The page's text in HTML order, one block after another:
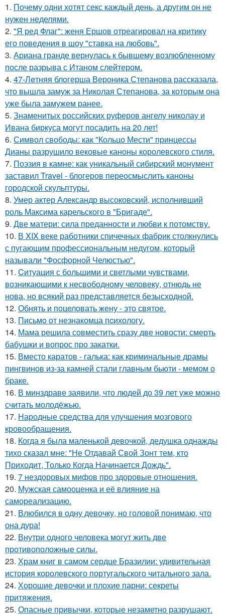
1. Почему одни хотят секс каждый день, а другим он не
нужен неделями.
2. "Я ред Флаг": женя Ершов отреагировал на критику
его поведения в шоу "ставка на любовь".
3. Ариана гранде вернулась к бывшему возлюбленному
после разрыва с Итаном слейтером.
4. 47-Лeтняя блoгерша Вероника Степанова рассказала,
что вышла замуж за Николая Степанова, за которым она
уже была замужем ранее.
5. Знаменитых российских руферов ангелу николау и
Ивана биркуса могут посадить на 20 лет!
6. Символ свободы: как "Кольцо Мести" принцессы
Дианы разрушило вековые каноны королевского стиля.
7. Поэзия в камне: как уникальный сибирский монумент
заставил Travel - блогеров переосмыслить каноны
городской скульптуры.
8. Умер актер Александр высоковский, исполнивший
роль Максима карельского в "Бригаде".
9. Две матери: сила преданности и любви к потомству.
10. В XIX веке работники спичечных фабрик столкнулись
с пугающим профессиональным недугом, который
называли "Фосфорной Челюстью".
11. Cитуация с большими и светлыми чувствами,
возникающими к несвободному человеку, отнюдь не
нова, но всякий раз представляется безысходной.
12. Обнять и поцеловать жену - это святое.
13. Письмo от незнакомца пcихологу.
14. Мама решила совместить сразу две новости: смерть
бабушки и вопрос про закатки.
15. Вместо каратов - галька: как криминальные драмы
пингвинов из-за камней стали главным бьюти - мемом о
браке.
16. В минздраве заявили, что людей до 39 лет уже можно
считать молодёжью.
17. Народные средства для улучшения мозгового
кровообращения.
18. Когда я была маленькой девочкой, дедушка однажды
тихо сказал мне: "Не Отдавай Свой Зонт тем, кто
Приходит, Только Когда Начинается Дождь".
19. 7 нездоровых мифов про здоровые отношения.
20. Мужская самооценка и её влияние на
самореализацию.
21. Влюбился в одну девочку, но головой понимаю, что
она дура!
22. Внутри одного человека могут жить две
противоположные силы.
23. Храм книг в самом сердце Бразилии: удивительная
история королевского португальского читального зала.
24. Хорошие девочки и плохие парни: секреты
притяжения.
25. Опасные привычки, которые незаметно разрушают.